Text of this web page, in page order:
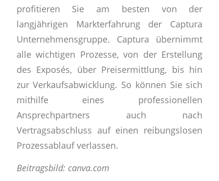
profitieren Sie am besten von der
langjährigen Markterfahrung der Captura
Unternehmensgruppe. Captura übernimmt
alle wichtigen Prozesse, von der Erstellung
des Exposés, über Preisermittlung, bis hin
zur Verkaufsabwicklung. So können Sie sich
mithilfe eines professionellen
Ansprechpartners auch nach
Vertragsabschluss auf einen reibungslosen
Prozessablauf verlassen.
Beitragsbild: canva.com